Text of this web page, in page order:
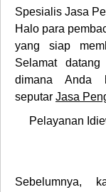
Spesialis Jasa
Halo para
yang siap
Selamat
dimana Anda
seputar Jasa
Pelayanan
Sebelumnya,